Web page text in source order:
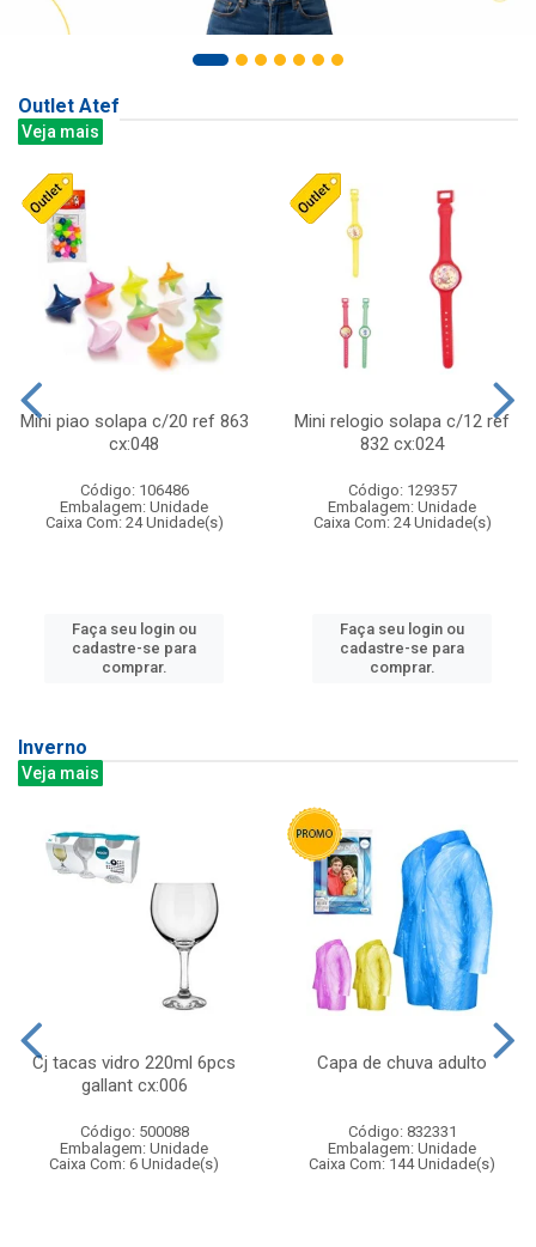
Outlet Atef
Veja mais
Mini piao solapa c/20 ref 863
cx:048
Código: 106486
Embalagem: Unidade
Caixa Com: 24 Unidade(s)
Faça seu login ou
cadastre-se para
comprar.
Mini relogio solapa c/12 ref
832 cx:024
Código: 129357
Embalagem: Unidade
Caixa Com: 24 Unidade(s)
Faça seu login ou
cadastre-se para
comprar.
Inverno
Veja mais
Cj tacas vidro 220ml 6pcs
gallant cx:006
Código: 500088
Embalagem: Unidade
Caixa Com: 6 Unidade(s)
Capa de chuva adulto
Código: 832331
Embalagem: Unidade
Caixa Com: 144 Unidade(s)